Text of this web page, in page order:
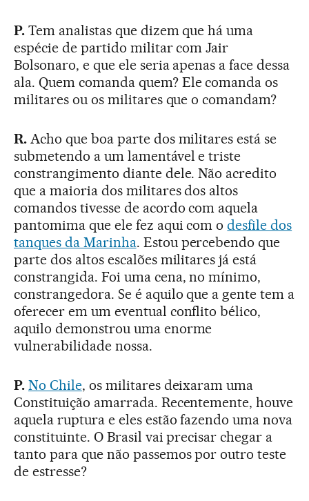
P. Tem analistas que dizem que há uma
espécie de partido militar com Jair
Bolsonaro, e que ele seria apenas a face dessa
ala. Quem comanda quem? Ele comanda os
militares ou os militares que o comandam?
R. Acho que boa parte dos militares está se
submetendo a um lamentável e triste
constrangimento diante dele. Não acredito
que a maioria dos militares dos altos
comandos tivesse de acordo com aquela
pantomima que ele fez aqui com odesfile dos
tanques da Marinha. Estou percebendo que
parte dos altos escalões militares já está
constrangida. Foi uma cena, no mínimo,
constrangedora. Se é aquilo que a gente tem a
oferecer em um eventual conflito bélico,
aquilo demonstrou uma enorme
vulnerabilidade nossa.
P. No Chile, os militares deixaram uma
Constituição amarrada. Recentemente, houve
aquela ruptura e eles estão fazendo uma nova
constituinte. O Brasil vai precisar chegar a
tanto para que não passemos por outro teste
de estresse?